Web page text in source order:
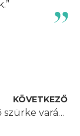
KÖVETKEZŐ
Nyírfa erdő szürke varázsa